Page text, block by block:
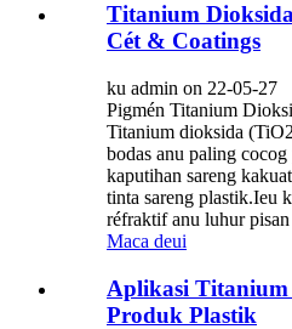
Titanium
Cét & Coatings
ku admin on 22-05-27
Pigmén Titanium
Titanium dioksida
bodas anu paling
kaputihan sareng
tinta sareng plastik.Ieu
réfraktif anu luhur pisan
Maca deui
Aplikasi
Produk Plastik